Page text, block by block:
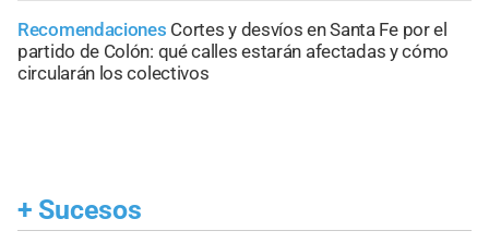
Recomendaciones Cortes y desvíos en Santa Fe por el
partido de Colón: qué calles estarán afectadas y cómo
circularán los colectivos
+ Sucesos